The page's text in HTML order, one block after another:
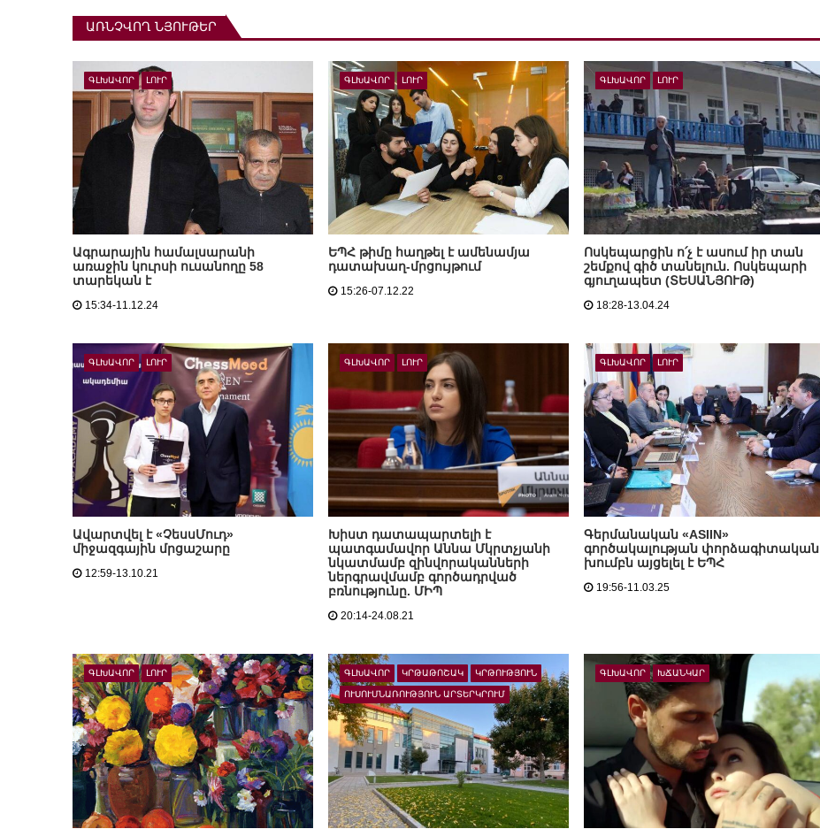
ԱՌՆՉՎՈՂ ՆՅՈՒԹԵՐ
ԳԼԽԱՎՈՐ ԼՈՒՐ
Ագրարային համալսարանի
առաջին կուրսի ուսանողը 58
տարեկան է
15:34-11.12.24
ԳԼԽԱՎՈՐ ԼՈՒՐ
ԵՊՀ թիմը հաղթել է ամենամյա
դատախաղ-մրցույթում
15:26-07.12.22
ԳԼԽԱՎՈՐ ԼՈՒՐ
Ոսկեպարցին ո՛չ է ասում իր տան
շեմքով գիծ տանելուն. Ոսկեպարի
գյուղապետ (ՏԵՍԱՆՅՈՒԹ)
18:28-13.04.24
ԳԼԽԱՎՈՐ ԼՈՒՐ
Ավարտվել է «ՉեսսՄուդ»
միջազգային մրցաշարը
12:59-13.10.21
ԳԼԽԱՎՈՐ ԼՈՒՐ
Խիստ դատապարտելի է
պատգամավոր Աննա Մկրտչյանի
նկատմամբ զինվորականների
ներգրավմամբ գործադրված
բռնությունը. ՄԻՊ
20:14-24.08.21
ԳԼԽԱՎՈՐ ԼՈՒՐ
Գերմանական «ASIIN»
գործակալության փորձագիտական
խումբն այցելել է ԵՊՀ
19:56-11.03.25
ԳԼԽԱՎՈՐ ԼՈՒՐ ԳԼԽԱՎՈՐ ԿՐԹԱԹՈՇԱԿ ԿՐԹՈՒԹՅՈՒՆ
ՈՒՍՈՒՄՆԱՌՈՒԹՅՈՒՆ ԱՐՏԵՐԿՐՈՒՄ
ԳԼԽԱՎՈՐ ԽՃԱՆԿԱՐ